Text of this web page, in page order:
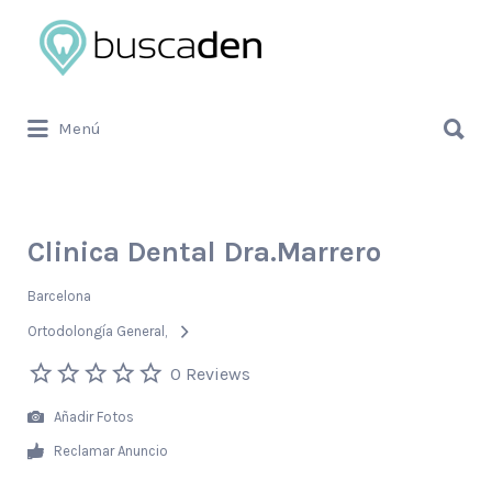
Buscar
por:
Menú
por:
Clinica Dental Dra.Marrero
Barcelona
Ortodolongía General
0 Reviews
Añadir Fotos
Reclamar Anuncio